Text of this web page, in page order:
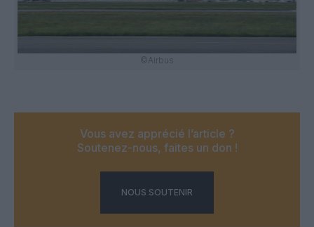
©Airbus
Vous avez apprécié l’article ?
Soutenez-nous, faites un don !
NOUS SOUTENIR